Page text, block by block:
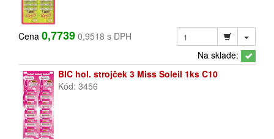
Cena 0,7739 0,9518 s DPH
Na sklade:
BIC hol. strojček 3 Miss Soleil 1ks C10
Kód: 3456